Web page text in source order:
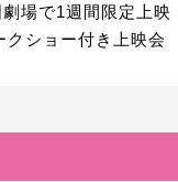
場で1週間限定上映
クショー付き上映会